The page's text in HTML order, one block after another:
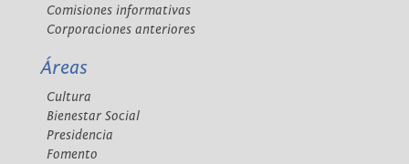
Comisiones informativas
Corporaciones anteriores
Áreas
Cultura
Bienestar Social
Presidencia
Fomento